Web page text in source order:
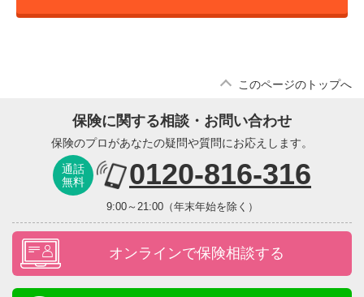
このページのトップへ
保険に関する相談・お問い合わせ
保険のプロがあなたの疑問や質問にお応えします。
通話
無料
0120-816-316
9:00～21:00（年末年始を除く）
オンラインで保険相談する